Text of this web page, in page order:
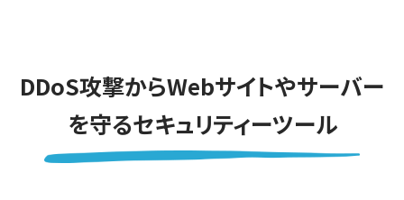
DDoS攻撃からWebサイトやサーバー
を守るセキュリティーツール